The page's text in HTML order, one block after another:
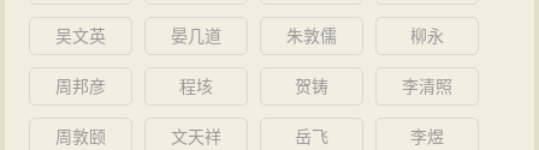
吴文英 晏几道 朱敦儒 柳永
周邦彦 程垓 贺铸 李清照
周敦颐 文天祥 岳飞 李煜